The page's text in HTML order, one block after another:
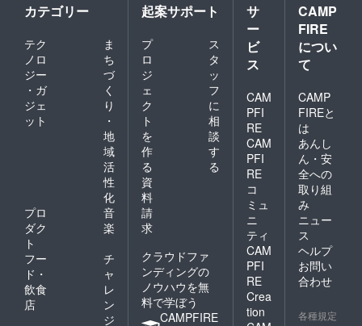
カテゴリー
テク
ノロ
ジー
・ガ
ジェ
ット
ま
ち
づ
く
り
・
地
域
活
性
化
プロ
ダク
ト
音
楽
フー
ド・
飲食
店
チ
ャ
レ
ン
ジ
起案サポート
プ
ロ
ジ
ェ
ク
ト
を
作
る
ス
タ
ッ
フ
に
相
談
す
る
資
料
請
求
クラウドファ
ンディングの
ノウハウを無
料で学ぼう
CAMPFIRE
サ
ー
ビ
ス
CAM
PFI
RE
CAM
PFI
RE
コ
ミュ
ニ
ティ
CAM
PFI
RE
Crea
tion
CAMP
FIRE
につい
て
CAMP
FIREと
は
あんし
ん・安
全への
取り組
み
ニュー
ス
ヘルプ
お問い
合わせ
各種規定